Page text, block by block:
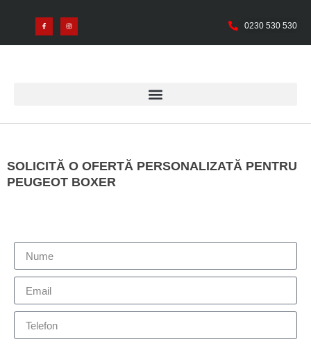
0230 530 530
SOLICITĂ O OFERTĂ PERSONALIZATĂ PENTRU
PEUGEOT BOXER